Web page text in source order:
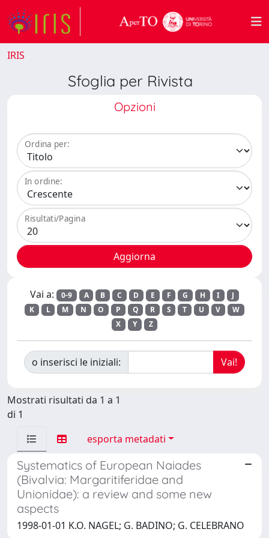
IRIS
Sfoglia per Rivista
Opzioni
Ordina per:
In ordine:
Risultati/Pagina
Vai a: 0-9 A B C D E F G H I
J
K
L M N O P Q R S T U V
W
X
Y Z
o inserisci le iniziali:
Mostrati risultati da 1 a 1
di 1
esporta metadati
Systematics of European Naiades
(Bivalvia: Margaritiferidae and
Unionidae): a review and some new
aspects
1998-01-01 K.O. NAGEL; G. BADINO; G. CELEBRANO